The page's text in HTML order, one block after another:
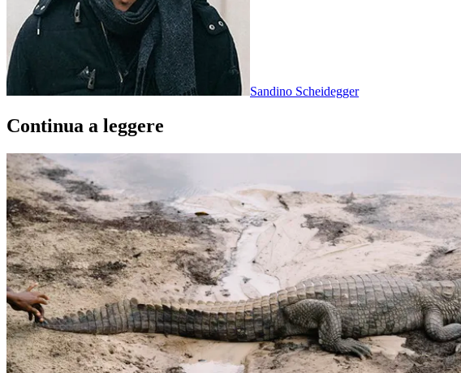
Sandino Scheidegger
Continua a leggere